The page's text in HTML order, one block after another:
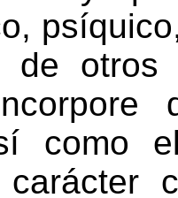
de
como